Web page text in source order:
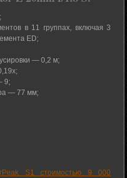
в 11 группах, включая 3
ED;
— 0,2 м;
9;
— 77 мм;
S1 стоимостью 9 000